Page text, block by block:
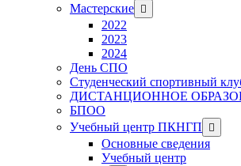
Мастерские Show
sub
2022
2023
2024
День СПО
Студенческий спортивный
ДИСТАНЦИОННОЕ
БПОО
Учебный центр ПКНГП
Show
sub
menu
Основные сведения
Учебный центр